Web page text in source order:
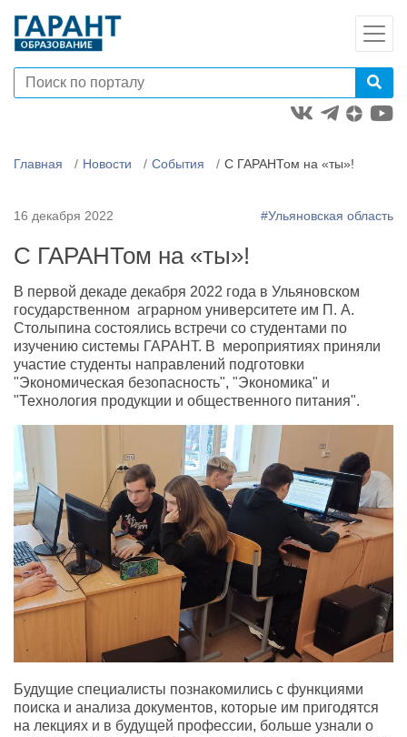
Главная Новости События С ГАРАНТом на «ты»!
16 декабря 2022 #Ульяновская область
С ГАРАНТом на «ты»!
В первой декаде декабря 2022 года в Ульяновском
государственном аграрном университете им П. А.
Столыпина состоялись встречи со студентами по
изучению системы ГАРАНТ. В мероприятиях приняли
участие студенты направлений подготовки
"Экономическая безопасность", "Экономика" и
"Технология продукции и общественного питания".
Будущие специалисты познакомились с функциями
поиска и анализа документов, которые им пригодятся
на лекциях и в будущей профессии, больше узнали о